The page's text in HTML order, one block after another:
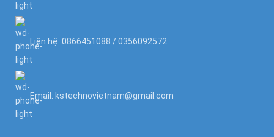
Liên hệ: 0866451088 / 0356092572
Email: kstechnovietnam@gmail.com